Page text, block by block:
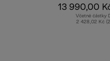
13 990,00
Včetně částky
2 428,02 Kč